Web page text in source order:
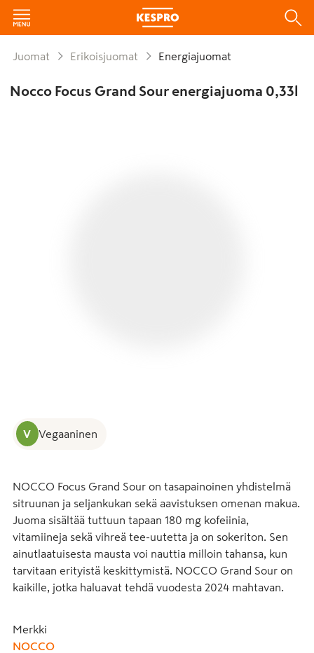
Juomat Erikoisjuomat Energiajuomat
Nocco Focus Grand Sour energiajuoma 0,33l
V Vegaaninen
NOCCO Focus Grand Sour on tasapainoinen yhdistelmä
sitruunan ja seljankukan sekä aavistuksen omenan makua.
Juoma sisältää tuttuun tapaan 180 mg kofeiinia,
vitamiineja sekä vihreä tee-uutetta ja on sokeriton. Sen
ainutlaatuisesta mausta voi nauttia milloin tahansa, kun
tarvitaan erityistä keskittymistä. NOCCO Grand Sour on
kaikille, jotka haluavat tehdä vuodesta 2024 mahtavan.
Merkki
NOCCO